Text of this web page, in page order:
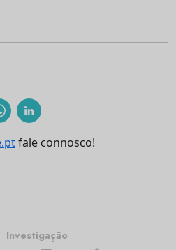
fale connosco!
Investigação